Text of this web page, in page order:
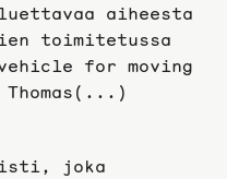
aiheesta
toimitetussa
for moving
joka